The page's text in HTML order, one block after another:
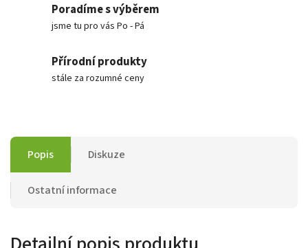
Poradíme s výběrem
jsme tu pro vás Po - Pá
Přírodní produkty
stále za rozumné ceny
Popis Diskuze
Ostatní informace